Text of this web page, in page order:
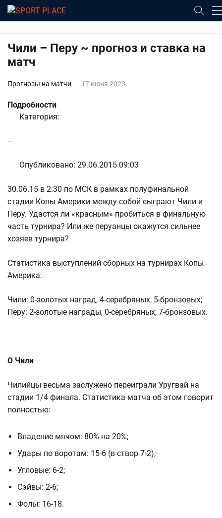
Чили – Перу ~ прогноз и ставка на
матч
Прогнозы на матчи 17 июня 2023
Подробности
Категория:
–
Опубликовано: 29.06.2015 09:03
30.06.15 в 2:30 по МСК в рамках полуфинальной
стадии Копы Америки между собой сыграют Чили и
Перу. Удастся ли «красным» пробиться в финальную
часть турнира? Или же перуанцы окажутся сильнее
хозяев турнира?
Статистика выступлений сборных на турнирах Копы
Америка:
Чили: 0-золотых наград, 4-серебряных, 5-бронзовых;
Перу: 2-золотые награды, 0-серебряных, 7-бронзовых.
О Чили
Чилийцы весьма заслужено переиграли Уругвай на
стадии 1/4 финала. Статистика матча об этом говорит
полностью:
Владение мячом: 80% на 20%;
Удары по воротам: 15-6 (в створ 7-2);
Угловые: 6-2;
Сэйвы: 2-6;
Фолы: 16-18.